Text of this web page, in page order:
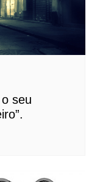
seu